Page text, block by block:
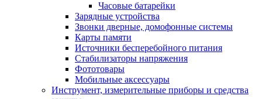
Часовые батарейки
Зарядные устройства
Звонки дверные, домофонные системы
Карты памяти
Источники бесперебойного питания
Стабилизаторы напряжения
Фототовары
Мобильные аксессуары
Инструмент, измерительные приборы и средства